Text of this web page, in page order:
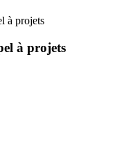
à projets
à projets